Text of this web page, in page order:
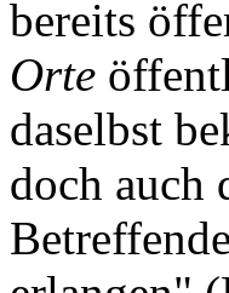
bereits
Orte
daselbst
doch auch